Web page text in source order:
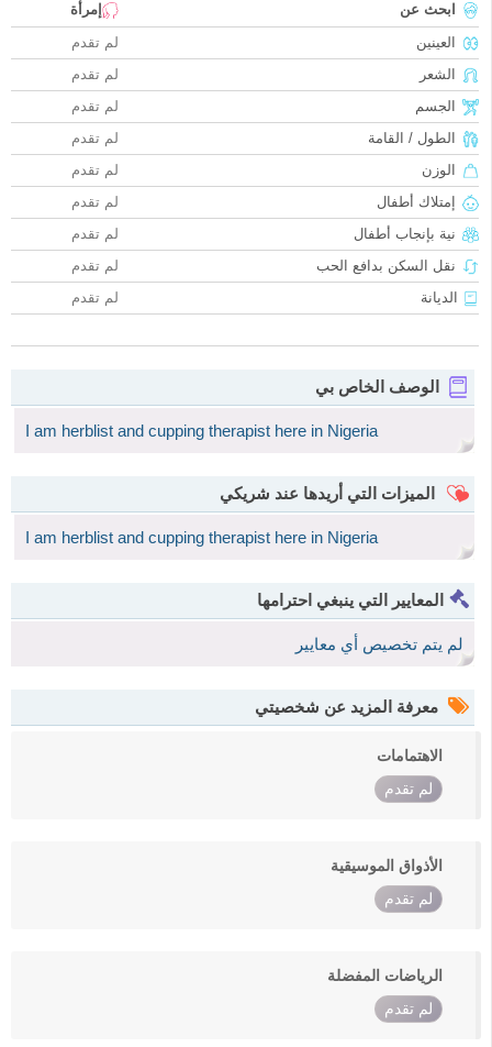
ابحث عن
إمرأة
العينين
لم تقدم
الشعر
لم تقدم
الجسم
لم تقدم
الطول / القامة
لم تقدم
الوزن
لم تقدم
إمتلاك أطفال
لم تقدم
نية بإنجاب أطفال
لم تقدم
نقل السكن بدافع الحب
لم تقدم
الديانة
لم تقدم
الوصف الخاص بي
I am herblist and cupping therapist here in Nigeria
الميزات التي أريدها عند شريكي
I am herblist and cupping therapist here in Nigeria
المعايير التي ينبغي احترامها
لم يتم تخصيص أي معايير
معرفة المزيد عن شخصيتي
الاهتمامات
لم تقدم
الأذواق الموسيقية
لم تقدم
الرياضات المفضلة
لم تقدم